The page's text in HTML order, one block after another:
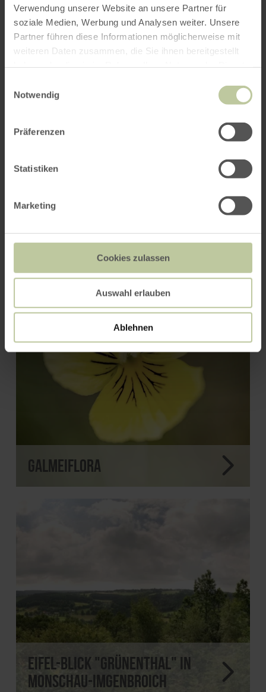
Verwendung unserer Website an unsere Partner für
soziale Medien, Werbung und Analysen weiter. Unsere
Partner führen diese Informationen möglicherweise mit
weiteren Daten zusammen, die Sie ihnen bereitgestellt
Notwendig
Präferenzen
Statistiken
Marketing
Cookies zulassen
Auswahl erlauben
Ablehnen
Das könnte Sie auch
interessieren
Kupferhof Sonnental
Galmeiflora
Eifel-Blick "Grünenthal" in
Monschau-Imgenbroich